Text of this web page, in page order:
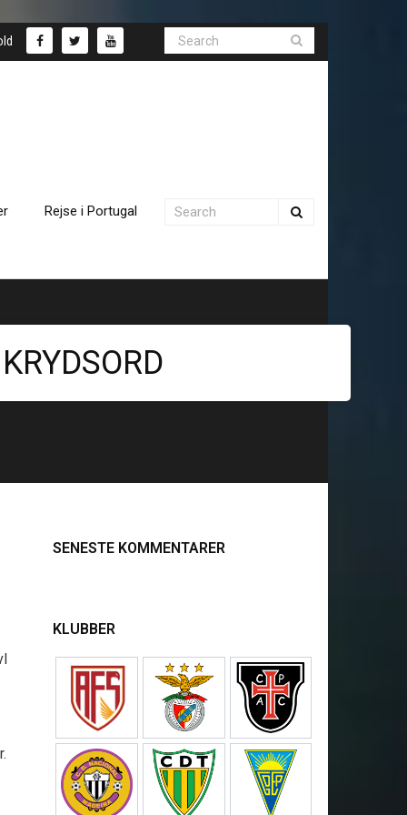
Rejse i Portugal
SENESTE KOMMENTARER
KLUBBER